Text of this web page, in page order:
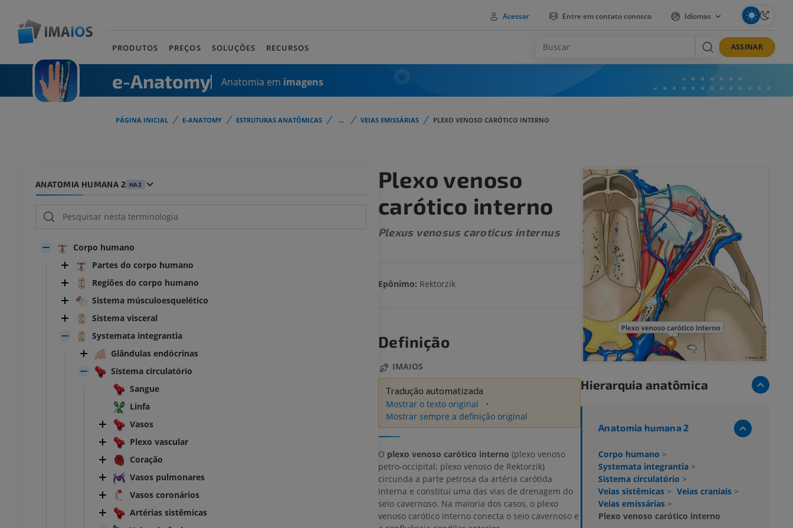
Acessar Entre em contato conosco Idiomas
PRODUTOS PREÇOS SOLUÇÕES RECURSOS ASSINAR
e-Anatomy Anatomia em imagens
PÁGINA INICIAL E-ANATOMY ESTRUTURAS ANATÔMICAS ... VEIAS EMISSÁRIAS PLEXO VENOSO CARÓTICO INTERNO
ANATOMIA HUMANA 2 HA2
Corpo humano
Partes do corpo humano
Regiões do corpo humano
Sistema músculoesquelético
Sistema visceral
Systemata integrantia
Glândulas endócrinas
Sistema circulatório
Sangue
Linfa
Vasos
Plexo vascular
Coração
Vasos pulmonares
Vasos coronários
Artérias sistêmicas
Plexo venoso
carótico interno
Plexus venosus caroticus internus
Epônimo: Rektorzik
Definição
IMAIOS
Tradução automatizada
Mostrar o texto original
Mostrar sempre a definição original
O plexo venoso carótico interno (plexo venoso
petro-occipital; plexo venoso de Rektorzik)
circunda a parte petrosa da artéria carótida
interna e constitui uma das vias de drenagem do
seio cavernoso. Na maioria dos casos, o plexo
venoso carótico interno conecta o seio cavernoso e
Hierarquia anatômica
Anatomia humana 2
Corpo humano >
Systemata integrantia >
Sistema circulatório >
Veias sistêmicas > Veias craniais >
Veias emissárias >
Plexo venoso carótico interno